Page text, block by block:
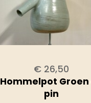
€ 26,50
Hommelpot Groen
pin